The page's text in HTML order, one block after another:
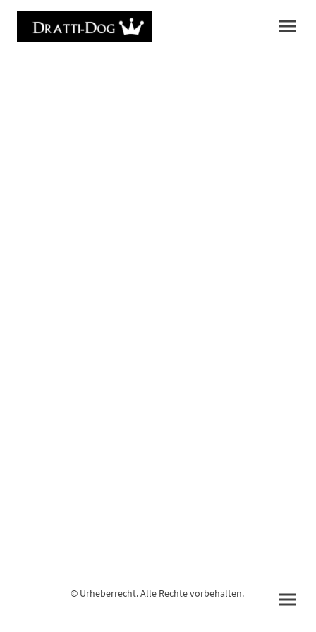
© Urheberrecht. Alle Rechte vorbehalten.